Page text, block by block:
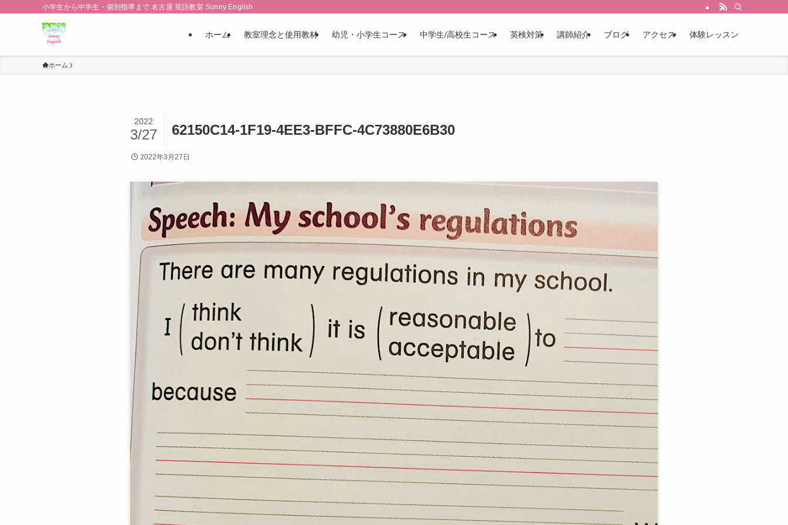
小学生から中学生・個別指導まで 名古屋 英語教室 Sunny English
ホーム 教室理念と使用教材 幼児・小学生コース 中学生/高校生コース 英検対策 講師紹介 ブログ アクセス 体験レッスン
ホーム
62150C14-1F19-4EE3-BFFC-4C73880E6B30
2022
3/27
2022年3月27日